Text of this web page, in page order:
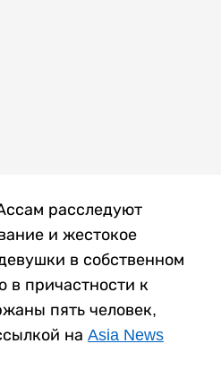
расследуют
и жестокое
в собственном
в причастности к
пять человек,
на Asia News